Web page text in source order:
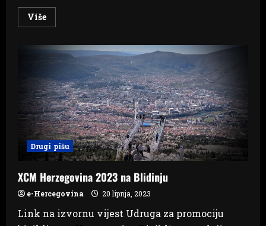
VišeRead
more
Doma
naroda
Parlamenta
BiH
s
predstavnicima
Izaslanstva
EU
i
veleposlanstva
SAD-
a
o
putu
BiH
Drugi pišu
XCM Herzegovina 2023 na Blidinju
e-Hercegovina 20 lipnja, 2023
Link na izvornu vijest Udruga za promociju